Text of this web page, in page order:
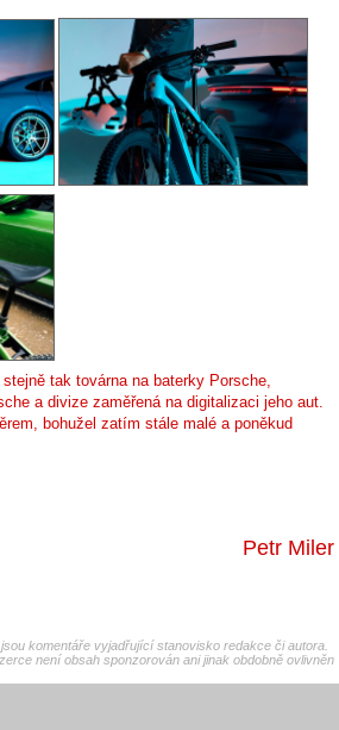
tak továrna na baterky Porsche,
a divize zaměřená na digitalizaci jeho aut.
bohužel zatím stále malé a poněkud
Petr Miler
komentáře vyjadřující stanovisko redakce či autora.
není obsah sponzorován ani jinak obdobně ovlivněn